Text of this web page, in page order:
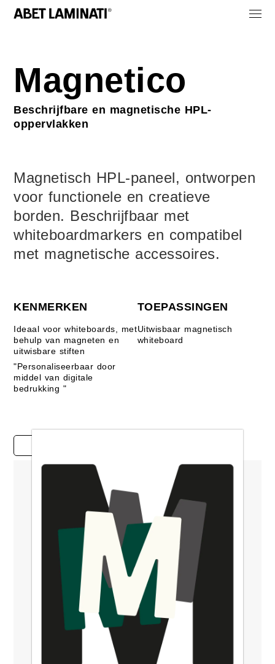
Magnetico
Beschrijfbare en magnetische HPL-
oppervlakken
Magnetisch HPL-paneel, ontworpen
voor functionele en creatieve
borden. Beschrijfbaar met
whiteboardmarkers en compatibel
met magnetische accessoires.
KENMERKEN
Ideaal voor whiteboards, met
behulp van magneten en
uitwisbare stiften
"Personaliseerbaar door
middel van digitale
bedrukking "
TOEPASSINGEN
Uitwisbaar magnetisch
whiteboard